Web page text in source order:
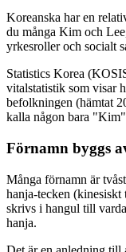
Koreanska har en
du många Kim och
yrkesroller och socialt
Statistics Korea
vitalstatistik som visar
befolkningen (hämtat
kalla någon bara
Förnamn byggs
Många förnamn är
hanja-tecken (kinesiskt
skrivs i hangul till
hanja.